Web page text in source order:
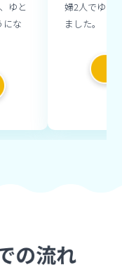
ゆと
にな
婦2人でゆっ
ました。